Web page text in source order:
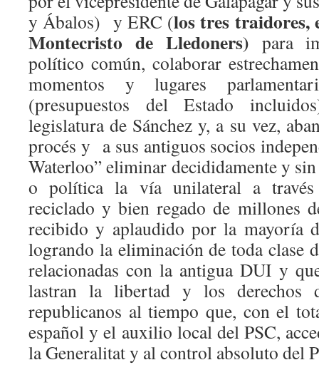
y Ábalos) y ERC (los tres traidores,
Montecristo de Lledoners) para
político común, colaborar
momentos y lugares
(presupuestos del Estado
legislatura de Sánchez y, a su vez,
procés y a sus antiguos socios
Waterloo” eliminar decididamente y
o política la vía unilateral a
reciclado y bien regado de millones
recibido y aplaudido por la mayoría
logrando la eliminación de toda clase
relacionadas con la antigua DUI y
lastran la libertad y los derechos
republicanos al tiempo que, con el
español y el auxilio local del PSC,
la Generalitat y al control absoluto del